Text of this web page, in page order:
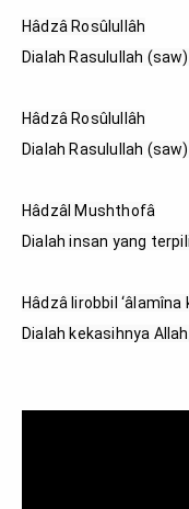
Hâdzâ Rosûlullâh
Dialah Rasulullah (saw)
Hâdzâ Rosûlullâh
Dialah Rasulullah (saw)
Hâdzâl Mushthofâ
Dialah insan yang
Hâdzâ lirobbil ‘âlamîna
Dialah kekasihnya